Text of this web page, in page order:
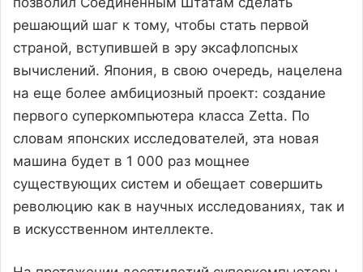
решающий шаг к тому, чтобы стать первой
страной, вступившей в эру эксафлопсных
вычислений. Япония, в свою очередь, нацелена
на еще более амбициозный проект: создание
первого суперкомпьютера класса Zetta. По
словам японских исследователей, эта новая
машина будет в 1 000 раз мощнее
существующих систем и обещает совершить
революцию как в научных исследованиях, так и
в искусственном интеллекте.